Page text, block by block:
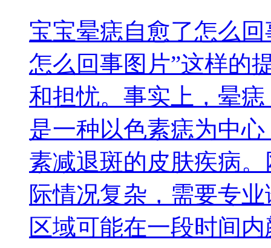
宝宝晕痣自愈了怎么
怎么回事图片”这样的
和担忧。事实上，晕
是一种以色素痣为中
素减退斑的皮肤疾病
际情况复杂，需要专
区域可能在一段时间